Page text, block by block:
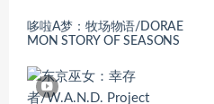
哆啦A梦：牧场物语/DORAE
MON STORY OF SEASONS